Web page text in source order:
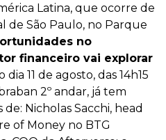
Latina, que ocorre de
de São Paulo, no Parque
no
financeiro vai explorar
dia 11 de agosto, das 14h15
2º andar, já tem
Nicholas Sacchi, head
of Money no BTG